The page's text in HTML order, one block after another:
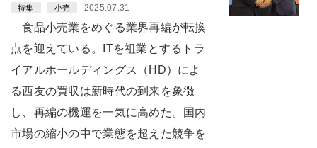
特集 小売 2025.07.31
食品小売業をめぐる業界再編が転換
点を迎えている。ITを祖業とするトラ
イアルホールディングス（HD）によ
る西友の買収は新時代の到来を象徴
し、再編の機運を一気に高めた。国内
市場の縮小の中で業態を超えた競争を